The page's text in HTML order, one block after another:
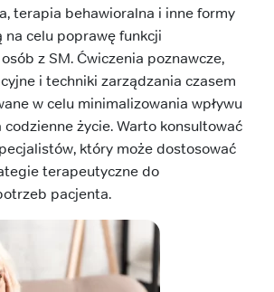
terapia behawioralna i inne formy
celu poprawę funkcji
z SM. Ćwiczenia poznawcze,
i techniki zarządzania czasem
w celu minimalizowania wpływu
życie. Warto konsultować
który może dostosować
terapeutyczne do
pacjenta.